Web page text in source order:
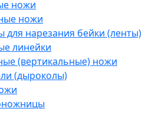
ножи
ножи
нарезания бейки (ленты)
линейки
(вертикальные) ножи
(дыроколы)